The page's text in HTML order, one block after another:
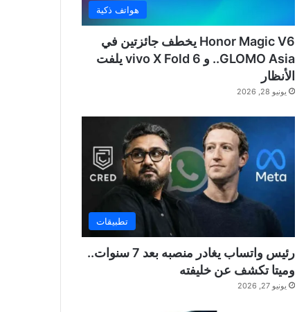
هواتف ذكية
Honor Magic V6 يخطف جائزتين في
GLOMO Asia.. و vivo X Fold 6 يلفت
الأنظار
يونيو 28, 2026
تطبيقات
رئيس واتساب يغادر منصبه بعد 7 سنوات..
وميتا تكشف عن خليفته
يونيو 27, 2026